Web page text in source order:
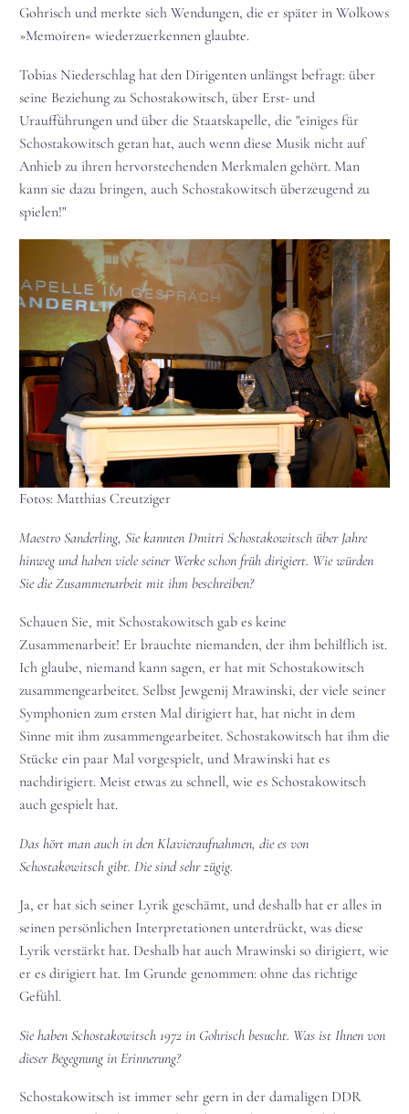
Gohrisch und merkte sich Wendungen, die er später in Wolkows
»Memoiren« wiederzuerkennen glaubte.
Tobias Niederschlag hat den Dirigenten unlängst befragt: über
seine Beziehung zu Schostakowitsch, über Erst- und
Uraufführungen und über die Staatskapelle, die "einiges für
Schostakowitsch getan hat, auch wenn diese Musik nicht auf
Anhieb zu ihren hervorstechenden Merkmalen gehört. Man
kann sie dazu bringen, auch Schostakowitsch überzeugend zu
spielen!"
Fotos: Matthias Creutziger
Maestro Sanderling, Sie kannten Dmitri Schostakowitsch über Jahre
hinweg und haben viele seiner Werke schon früh dirigiert. Wie würden
Sie die Zusammenarbeit mit ihm beschreiben?
Schauen Sie, mit Schostakowitsch gab es keine
Zusammenarbeit! Er brauchte niemanden, der ihm behilflich ist.
Ich glaube, niemand kann sagen, er hat mit Schostakowitsch
zusammengearbeitet. Selbst Jewgenij Mrawinski, der viele seiner
Symphonien zum ersten Mal dirigiert hat, hat nicht in dem
Sinne mit ihm zusammengearbeitet. Schostakowitsch hat ihm die
Stücke ein paar Mal vorgespielt, und Mrawinski hat es
nachdirigiert. Meist etwas zu schnell, wie es Schostakowitsch
auch gespielt hat.
Das hört man auch in den Klavieraufnahmen, die es von
Schostakowitsch gibt. Die sind sehr zügig.
Ja, er hat sich seiner Lyrik geschämt, und deshalb hat er alles in
seinen persönlichen Interpretationen unterdrückt, was diese
Lyrik verstärkt hat. Deshalb hat auch Mrawinski so dirigiert, wie
er es dirigiert hat. Im Grunde genommen: ohne das richtige
Gefühl.
Sie haben Schostakowitsch 1972 in Gohrisch besucht. Was ist Ihnen von
dieser Begegnung in Erinnerung?
Schostakowitsch ist immer sehr gern in der damaligen DDR